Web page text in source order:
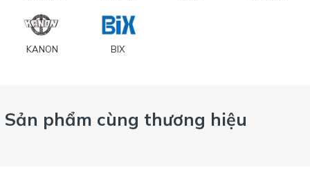
KANON BIX
Sản phẩm cùng thương hiệu